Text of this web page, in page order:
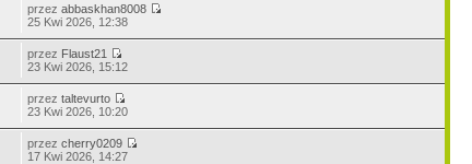
przezabbaskhan8008
25 Kwi 2026, 12:38
przez Flaust21
23 Kwi 2026, 15:12
przeztaltevurto
23 Kwi 2026, 10:20
przezcherry0209
17 Kwi 2026, 14:27